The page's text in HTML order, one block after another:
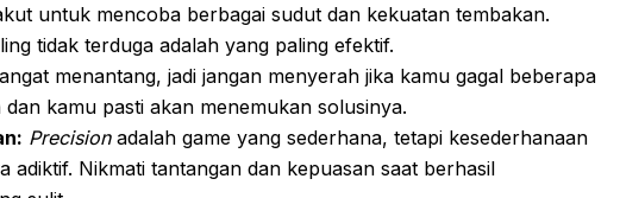
untuk mencoba berbagai sudut dan kekuatan tembakan.
tidak terduga adalah yang paling efektif.
menantang, jadi jangan menyerah jika kamu gagal beberapa
kamu pasti akan menemukan solusinya.
Precisionadalah game yang sederhana, tetapi kesederhanaan
adiktif. Nikmati tantangan dan kepuasan saat berhasil